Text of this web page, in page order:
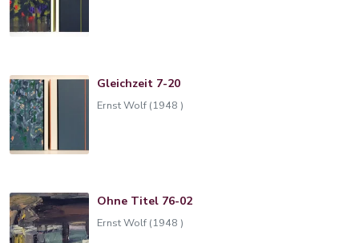
Gleichzeit 7-20
Ernst Wolf (1948 )
Ohne Titel 76-02
Ernst Wolf (1948 )